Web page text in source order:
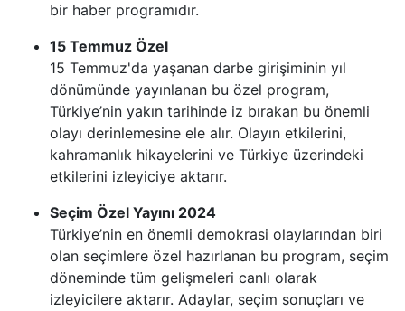
bir haber programıdır.
15 Temmuz Özel
15 Temmuz'da yaşanan darbe girişiminin yıl
dönümünde yayınlanan bu özel program,
Türkiye’nin yakın tarihinde iz bırakan bu önemli
olayı derinlemesine ele alır. Olayın etkilerini,
kahramanlık hikayelerini ve Türkiye üzerindeki
etkilerini izleyiciye aktarır.
Seçim Özel Yayını 2024
Türkiye’nin en önemli demokrasi olaylarından biri
olan seçimlere özel hazırlanan bu program, seçim
döneminde tüm gelişmeleri canlı olarak
izleyicilere aktarır. Adaylar, seçim sonuçları ve